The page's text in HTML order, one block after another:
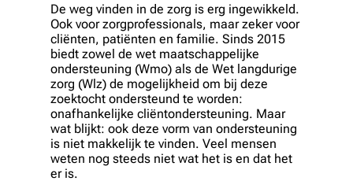
De weg vinden in de zorg is erg ingewikkeld.
Ook voor zorgprofessionals, maar zeker voor
cliënten, patiënten en familie. Sinds 2015
biedt zowel de wet maatschappelijke
ondersteuning (Wmo) als de Wet langdurige
zorg (Wlz) de mogelijkheid om bij deze
zoektocht ondersteund te worden:
onafhankelijke cliëntondersteuning. Maar
wat blijkt: ook deze vorm van ondersteuning
is niet makkelijk te vinden. Veel mensen
weten nog steeds niet wat het is en dat het
er is.